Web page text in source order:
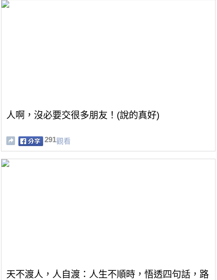
人啊，沒必要交很多朋友！(說的真好)
291觀看
天不渡人，人自渡：人生不順時，悟透四句話，路